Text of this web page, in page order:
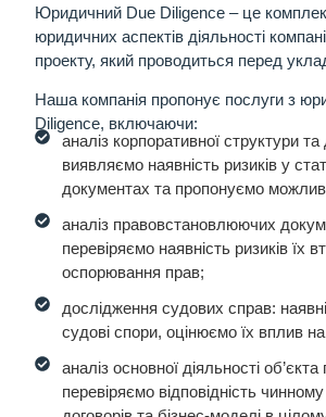
Юридичний Due Diligence – це
юридичних аспектів діяльності
проекту, який проводиться перед
Наша компанія пропонує послуги з
Diligence, включаючи:
аналіз корпоративної структури та
виявляємо наявність ризиків у
документах та пропонуємо
аналіз правовстановлюючих
перевіряємо наявність ризиків їх
оспорювання прав;
дослідження судових справ: наявні
судові спори, оцінюємо їх вплив на
аналіз основної діяльності об’єкта
перевіряємо відповідність